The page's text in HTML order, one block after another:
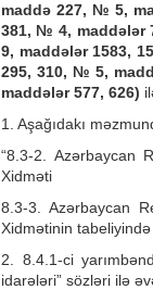
maddə 227, № 5,
381, № 4, maddələr
9, maddələr 1583,
295, 310, № 5,
maddələr 577, 626)
1. Aşağıdakı
“8.3-2. Azərbaycan
Xidməti
8.3-3. Azərbaycan
Xidmətinin
2. 8.4.1-ci
idarələri” sözləri ilə